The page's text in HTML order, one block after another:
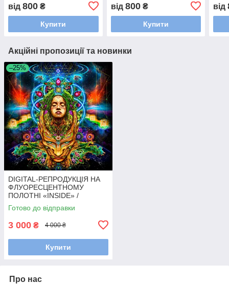
від 800 ₴
Купити
від 800₴
Купити
від
Акційні пропозиції та новинки
–25%
DIGITAL-РЕПРОДУКЦІЯ НА
ФЛУОРЕСЦЕНТНОМУ
ПОЛОТНІ «INSIDE» /
Флуоресцентна репродукція
N-ZiGO.
Готово до відправки
3 000 ₴ 4 000 ₴
Купити
Про нас